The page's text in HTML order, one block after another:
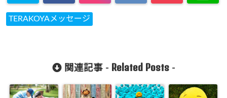
TERAKOYAメッセージ
関連記事 - Related Posts-